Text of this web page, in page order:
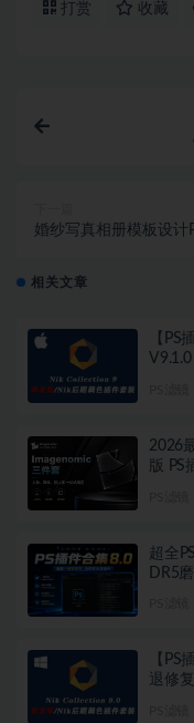
打赏 收藏
婚纱写真相册模板设计
相关文章
【PS
2026
版 PS
超全
DR5
【PS
退修复版 无需